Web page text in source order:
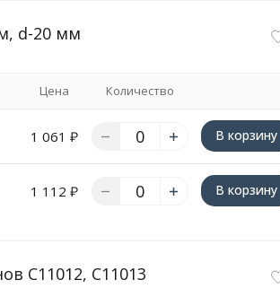
d-20 мм
Цена Количество
1 061 ₽ В корзину
1 112 ₽ В корзину
C11012, C11013